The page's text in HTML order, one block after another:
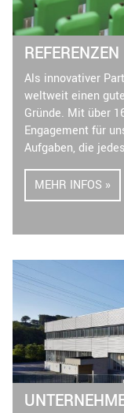
REFERENZEN
Als innovativer
weltweit einen
Gründe. Mit über
Engagement für
Aufgaben, die
MEHR INFOS »